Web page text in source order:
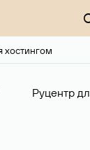
хостингом
Руцентр